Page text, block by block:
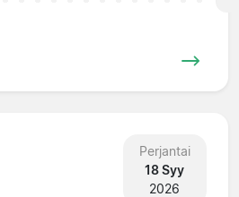
Perjantai
18 Syy
2026